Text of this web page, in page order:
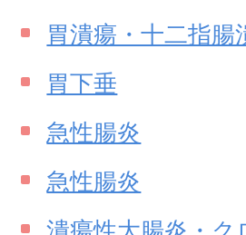
胃潰瘍・十二指腸
胃下垂
急性腸炎
急性腸炎